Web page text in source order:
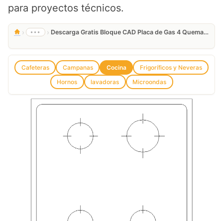
para proyectos técnicos.
› ••• › Descarga Gratis Bloque CAD Placa de Gas 4 Quemadores DWG
Cafeteras Campanas Cocina
Frigoríficos y Neveras
Hornos
lavadoras Microondas